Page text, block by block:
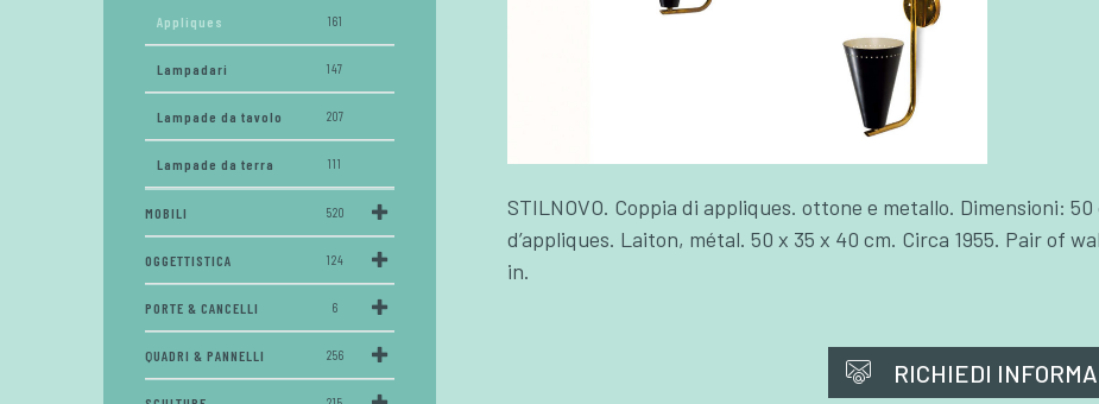
STILNOVO. Coppia di appliques. ottone e metallo. Dimensioni:
d’appliques. Laiton, métal. 50 x 35 x 40 cm. Circa 1955. Pair of
in.
RICHIEDI
Appliques 161
Lampadari 147
Lampade da tavolo 207
Lampade da terra 111
MOBILI 520
OGGETTISTICA 124
PORTE & CANCELLI 6
QUADRI & PANNELLI 256